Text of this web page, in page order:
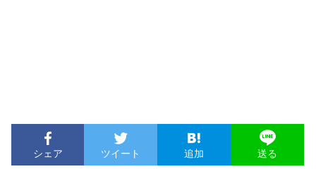
シェア ツイート 追加 送る